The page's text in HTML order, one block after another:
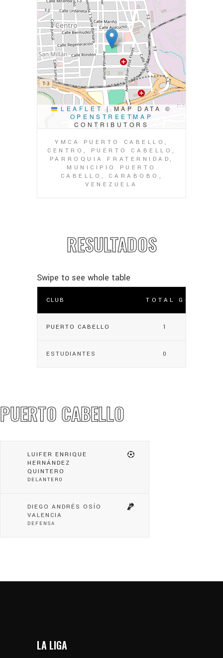
LEAFLET |MAP DATA ©
OPENSTREETMAP
CONTRIBUTORS
YMCA PUERTO CABELLO,
CENTRO, PUERTO CABELLO,
PARROQUIA FRATERNIDAD,
MUNICIPIO PUERTO
CABELLO, CARABOBO,
VENEZUELA
RESULTADOS
CLUB TOTAL GOLES
PUERTO CABELLO 1
ESTUDIANTES 0
PUERTO CABELLO
LUIFER ENRIQUE
HERNÁNDEZ
QUINTERO
DELANTERO
DIEGO ANDRÉS OSÍO
VALENCIA
DEFENSA
LA LIGA